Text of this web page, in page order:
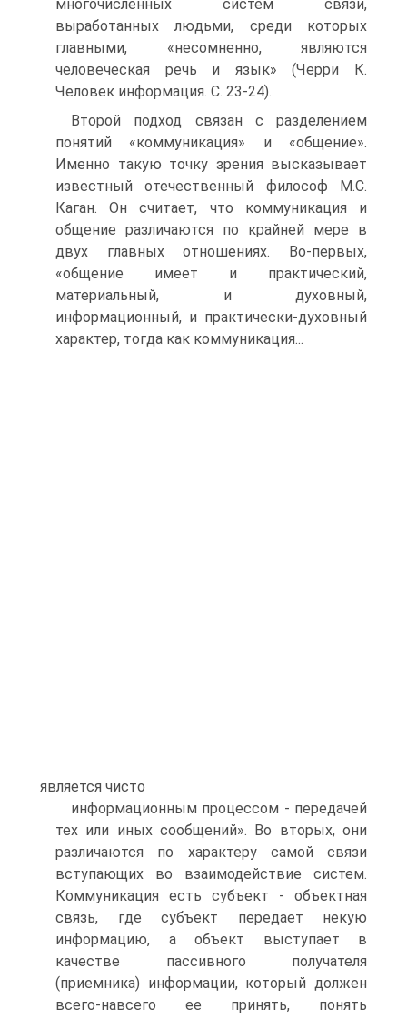
многочисленных систем связи,
выработанных людьми, среди которых
главными, «несомненно, являются
человеческая речь и язык» (Черри К.
Человек информация. С. 23-24).
Второй подход связан с разделением
понятий «коммуникация» и «общение».
Именно такую точку зрения высказывает
известный отечественный философ М.С.
Каган. Он считает, что коммуникация и
общение различаются по крайней мере в
двух главных отношениях. Во-первых,
«общение имеет и практический,
материальный, и духовный,
информационный, и практически-духовный
характер, тогда как коммуникация...
является чисто
информационным процессом - передачей
тех или иных сообщений». Во вторых, они
различаются по характеру самой связи
вступающих во взаимодействие систем.
Коммуникация есть субъект - объектная
связь, где субъект передает некую
информацию, а объект выступает в
качестве пассивного получателя
(приемника) информации, который должен
всего-навсего ее принять, понять